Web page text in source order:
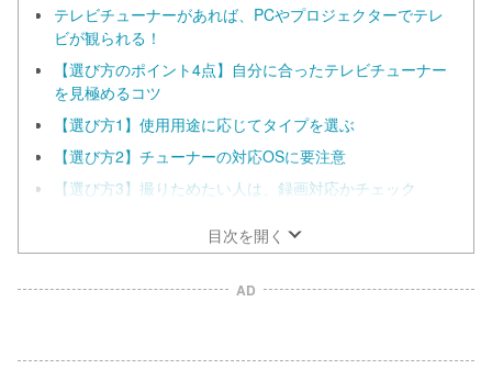
テレビチューナーがあれば、PCやプロジェクターでテレ
ビが観られる！
【選び方のポイント4点】自分に合ったテレビチューナー
を見極めるコツ
【選び方1】使用用途に応じてタイプを選ぶ
【選び方2】チューナーの対応OSに要注意
【選び方3】撮りためたい人は、録画対応かチェック
目次を開く
AD